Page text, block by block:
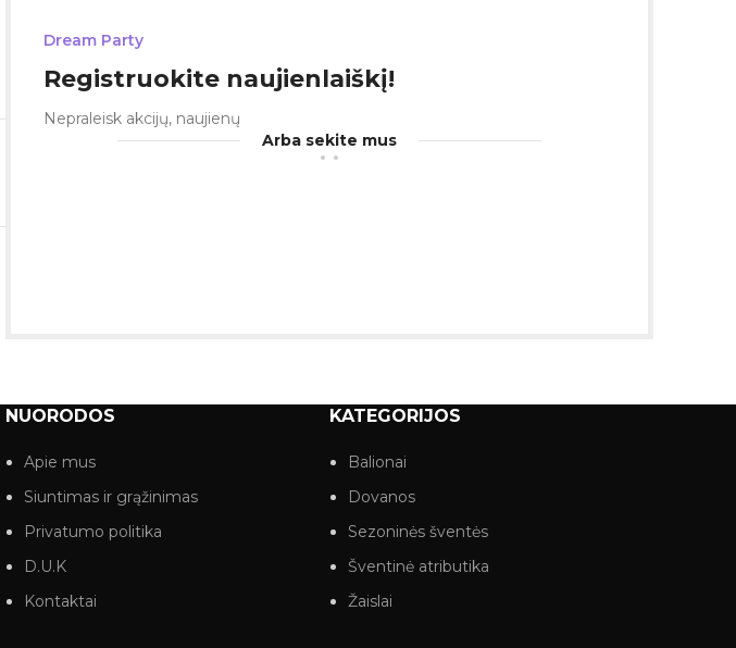
Dream Party
Registruokite naujienlaiškį!
Nepraleisk akcijų, naujienų
Arba sekite mus
NUORODOS
Apie mus
Siuntimas ir grąžinimas
Privatumo politika
D.U.K
Kontaktai
KATEGORIJOS
Balionai
Dovanos
Sezoninės šventės
Šventinė atributika
Žaislai